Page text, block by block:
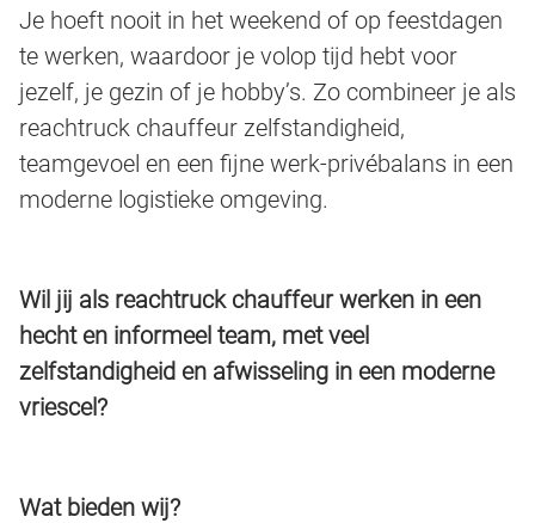
Je hoeft nooit in het weekend of op feestdagen
te werken, waardoor je volop tijd hebt voor
jezelf, je gezin of je hobby’s. Zo combineer je als
reachtruck chauffeur zelfstandigheid,
teamgevoel en een fijne werk-privébalans in een
moderne logistieke omgeving.
Wil jij als reachtruck chauffeur werken in een
hecht en informeel team, met veel
zelfstandigheid en afwisseling in een moderne
vriescel?
Wat bieden wij?